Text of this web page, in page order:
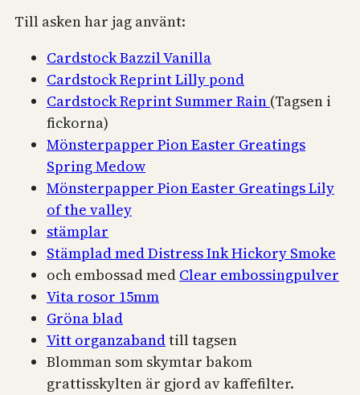
Till asken har jag använt:
Cardstock Bazzil Vanilla
Cardstock Reprint Lilly pond
Cardstock Reprint Summer Rain (Tagsen i
fickorna)
Mönsterpapper Pion Easter Greatings
Spring Medow
Mönsterpapper Pion Easter Greatings Lily
of the valley
stämplar
Stämplad med Distress Ink Hickory Smoke
och embossad med Clear embossingpulver
Vita rosor 15mm
Gröna blad
Vitt organzabandtill tagsen
Blomman som skymtar bakom
grattisskylten är gjord av kaffefilter.